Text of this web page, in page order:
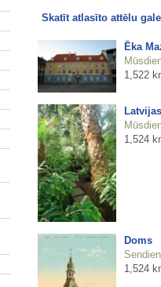
Skatīt atlasīto attēlu
Ēka
1,522
1,524
Doms
1,524